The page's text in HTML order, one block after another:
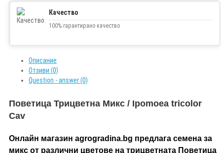
Качество
100% гарантирано качество
Описание
Отзиви (0)
Question - answer (0)
Поветица Трицветна Mикс / Ipomoea tricolor
Cav
Онлайн магазин agrogradina.bg предлага семена за
микс от различни цветове на трицветната Поветица